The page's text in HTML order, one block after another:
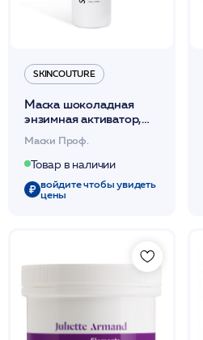
SKINCOUTURE
Маска шоколадная
энзимная активатор,
150 мл /CHOCOLATE
ENZYME MASK
activator
/SKINCOUTURE*
Маски Проф.
Товар в наличии
войдите чтобы увидеть
цены